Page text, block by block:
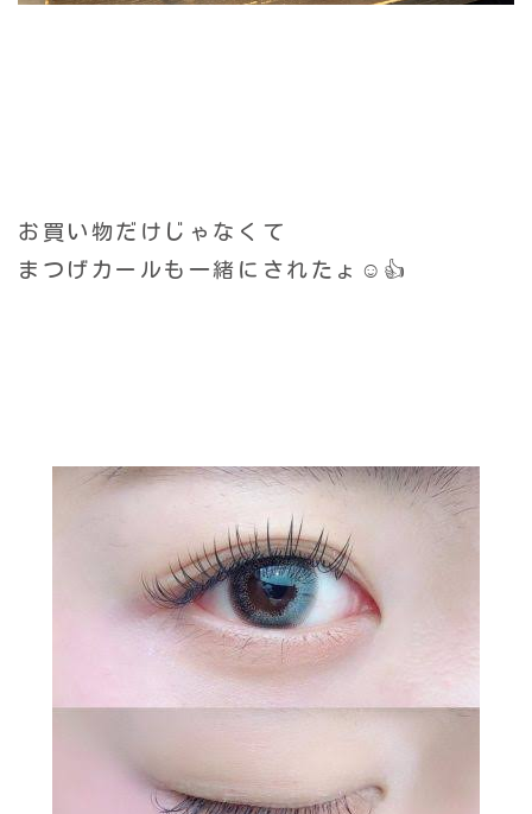
お買い物だけじゃなくて
まつげカールも一緒にされたょ☺️👍